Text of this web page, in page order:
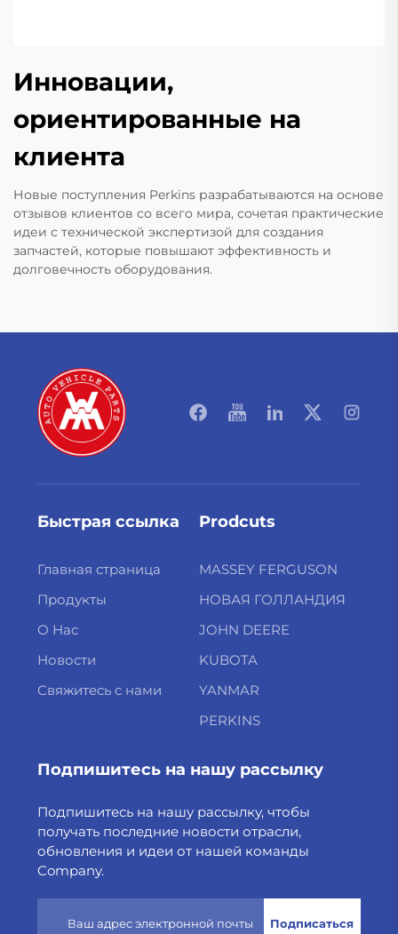
Инновации,
ориентированные на
клиента
Новые поступления Perkins разрабатываются на основе
отзывов клиентов со всего мира, сочетая практические
идеи с технической экспертизой для создания
запчастей, которые повышают эффективность и
долговечность оборудования.
Быстрая ссылка
Главная страница
Продукты
О Нас
Новости
Свяжитесь с нами
Prodcuts
MASSEY FERGUSON
НОВАЯ ГОЛЛАНДИЯ
JOHN DEERE
KUBOTA
YANMAR
PERKINS
Подпишитесь на нашу рассылку
Подпишитесь на нашу рассылку, чтобы
получать последние новости отрасли,
обновления и идеи от нашей команды
Company.
Подписаться